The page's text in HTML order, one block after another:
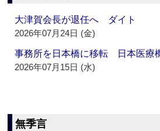
大津賀会長が退任へ ダイト
2026年07月24日 (金)
事務所を日本橋に移転 日本医療
2026年07月15日 (水)
無季言